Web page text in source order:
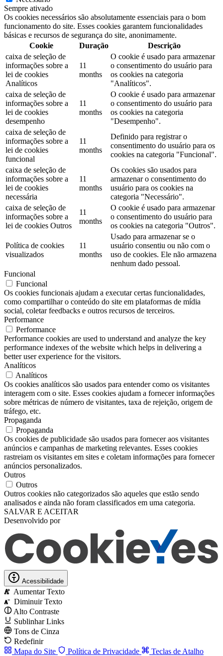
Sempre ativado
Os cookies necessários são absolutamente essenciais para o bom
funcionamento do site. Esses cookies garantem funcionalidades
básicas e recursos de segurança do site, anonimamente.
Cookie
Duração
Descrição
caixa de seleção de
informações sobre a
lei de cookies
Analíticos
11
months
O cookie é usado para armazenar
o consentimento do usuário para
os cookies na categoria
"Analíticos".
caixa de seleção de
informações sobre a
lei de cookies
desempenho
11
months
O cookie é usado para armazenar
o consentimento do usuário para
os cookies na categoria
"Desempenho".
caixa de seleção de
informações sobre a
lei de cookies
funcional
11
months
Definido para registrar o
consentimento do usuário para os
cookies na categoria "Funcional".
caixa de seleção de
informações sobre a
lei de cookies
necessária
11
months
Os cookies são usados ​​para
armazenar o consentimento do
usuário para os cookies na
categoria "Necessário".
caixa de seleção de
informações sobre a
lei de cookies Outros
11
months
O cookie é usado para armazenar
o consentimento do usuário para
os cookies na categoria "Outros".
Política de cookies
visualizados
11
months
Usado para armazenar se o
usuário consentiu ou não com o
uso de cookies. Ele não armazena
nenhum dado pessoal.
Funcional
Funcional
Os cookies funcionais ajudam a executar certas funcionalidades,
como compartilhar o conteúdo do site em plataformas de mídia
social, coletar feedbacks e outros recursos de terceiros.
Performance
Performance
Performance cookies are used to understand and analyze the key
performance indexes of the website which helps in delivering a
better user experience for the visitors.
Analíticos
Analíticos
Os cookies analíticos são usados ​​para entender como os visitantes
interagem com o site. Esses cookies ajudam a fornecer informações
sobre métricas de número de visitantes, taxa de rejeição, origem de
tráfego, etc.
Propaganda
Propaganda
Os cookies de publicidade são usados ​​para fornecer aos visitantes
anúncios e campanhas de marketing relevantes. Esses cookies
rastreiam os visitantes em sites e coletam informações para fornecer
anúncios personalizados.
Outros
Outros
Outros cookies não categorizados são aqueles que estão sendo
analisados ​​e ainda não foram classificados em uma categoria.
SALVAR E ACEITAR
Desenvolvido por
Acessibilidade
A Aumentar Texto
A
Diminuir Texto
Alto Contraste
Sublinhar Links
Tons de Cinza
Redefinir
Mapa do Site
Política de Privacidade Teclas de Atalho